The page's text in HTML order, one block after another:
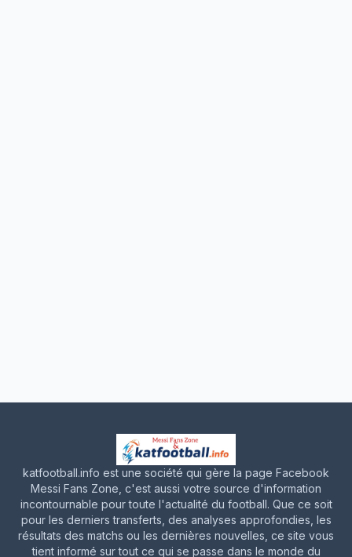
katfootball.info est une société qui gère la page Facebook
Messi Fans Zone, c'est aussi votre source d'information
incontournable pour toute l'actualité du football. Que ce soit
pour les derniers transferts, des analyses approfondies, les
résultats des matchs ou les dernières nouvelles, ce site vous
tient informé sur tout ce qui se passe dans le monde du